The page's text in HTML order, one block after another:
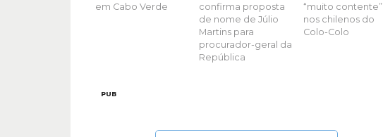
em Cabo Verde
confirma proposta
de nome de Júlio
Martins para
procurador-geral da
República
“muito contente”
nos chilenos do
Colo-Colo
PUB